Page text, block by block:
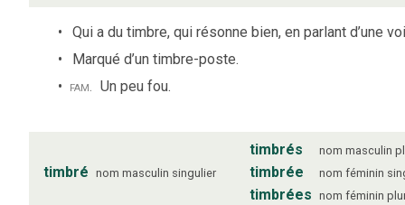
Qui a du timbre, qui résonne bien, en parlant d’une
Marqué d’un timbre-poste.
fam. Un peu fou.
timbré nom masculin singulier
timbrés nom masculin
timbrée nom féminin
timbrées nom féminin